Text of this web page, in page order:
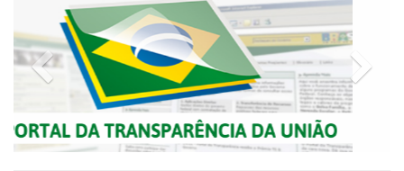
Previous